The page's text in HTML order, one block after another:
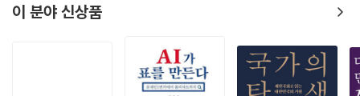
t)”와 연대함으로써, 또는 오히려 “여성이 속한 문화가 맹목적으로 덧씌우
--- 「9장 젠더 이형론의 인종주의적·식민주의적 유산」 중에서
황이 나서서 “가족과 성서의 권위”를 위협하고 “신이 정해둔 남자와 여자
을 하거나 교육과정에서 젠더를 삭제하기 위해 개입하는 등 기독교 교리를
수호하기 위해 젠더를 병리화하고 검열하기를 서슴지 않아왔다.
어나 복잡한 문법이 거의 없어, 버틀러의 책 중 가장 이해하기 쉽다. 버틀러
확하고 일관된 논리를 전달한다. 그 메시지는 차별과 폭력 없이 모든 사람
이 살아가고, 숨쉬고, 움직이며, 사랑할 수 있는 세상을 창조하는 것이다.
이 분야 신상품